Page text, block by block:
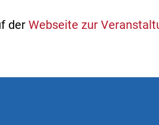
der Webseite zur